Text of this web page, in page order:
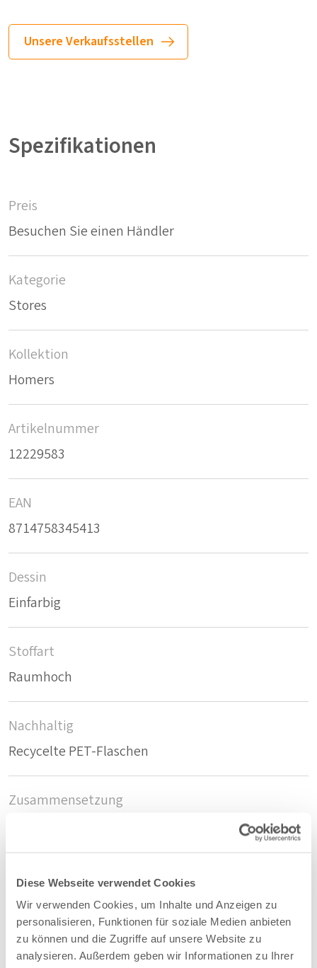
Diese Webseite verwendet Cookies
Wir verwenden Cookies, um Inhalte und Anzeigen zu
personalisieren, Funktionen für soziale Medien anbieten
zu können und die Zugriffe auf unsere Website zu
analysieren. Außerdem geben wir Informationen zu Ihrer
Unsere Verkaufsstellen
Spezifikationen
Preis
Besuchen Sie einen Händler
Kategorie
Stores
Kollektion
Homers
Artikelnummer
12229583
EAN
8714758345413
Dessin
Einfarbig
Stoffart
Raumhoch
Nachhaltig
Recycelte PET-Flaschen
Zusammensetzung
Farbe
Puderrosa - 83
Breite/Höhe